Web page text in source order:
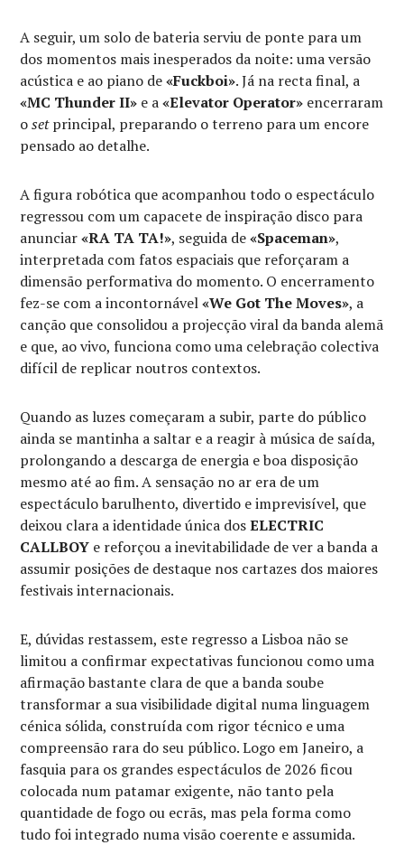
A seguir, um solo de bateria serviu de ponte para um
dos momentos mais inesperados da noite: uma versão
acústica e ao piano de«Fuckboi». Já na recta final, a
«MC Thunder II» e a«Elevator Operator» encerraram
osetprincipal, preparando o terreno para um encore
pensado ao detalhe.
A figura robótica que acompanhou todo o espectáculo
regressou com um capacete de inspiração disco para
anunciar«RA TA TA!», seguida de«Spaceman»,
interpretada com fatos espaciais que reforçaram a
dimensão performativa do momento. O encerramento
fez-se com a incontornável«We Got The Moves», a
canção que consolidou a projecção viral da banda alemã
e que, ao vivo, funciona como uma celebração colectiva
difícil de replicar noutros contextos.
Quando as luzes começaram a subir, parte do público
ainda se mantinha a saltar e a reagir à música de saída,
prolongando a descarga de energia e boa disposição
mesmo até ao fim. A sensação no ar era de um
espectáculo barulhento, divertido e imprevisível, que
deixou clara a identidade única dosELECTRIC
CALLBOY e reforçou a inevitabilidade de ver a banda a
assumir posições de destaque nos cartazes dos maiores
festivais internacionais.
E, dúvidas restassem, este regresso a Lisboa não se
limitou a confirmar expectativas funcionou como uma
afirmação bastante clara de que a banda soube
transformar a sua visibilidade digital numa linguagem
cénica sólida, construída com rigor técnico e uma
compreensão rara do seu público. Logo em Janeiro, a
fasquia para os grandes espectáculos de 2026 ficou
colocada num patamar exigente, não tanto pela
quantidade de fogo ou ecrãs, mas pela forma como
tudo foi integrado numa visão coerente e assumida.